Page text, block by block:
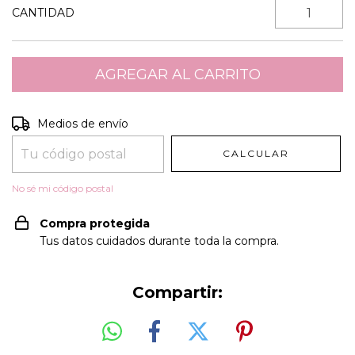
CANTIDAD
Entregas para el CP:
Medios de envío
CALCULAR
No sé mi código postal
Compra protegida
Tus datos cuidados durante toda la compra.
Compartir: